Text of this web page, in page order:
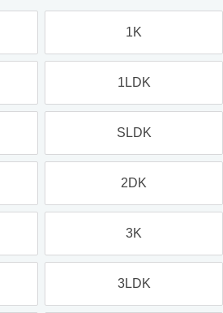
1K
1LDK
SLDK
2DK
3K
3LDK